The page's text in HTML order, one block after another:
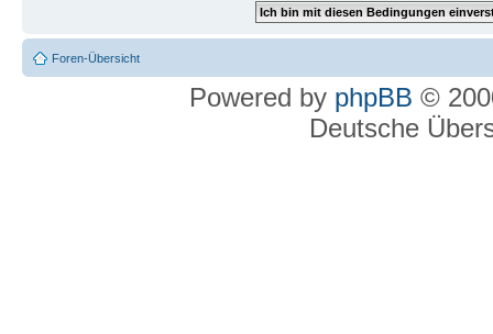
Foren-Übersicht
Powered by phpBB ©
Deutsche